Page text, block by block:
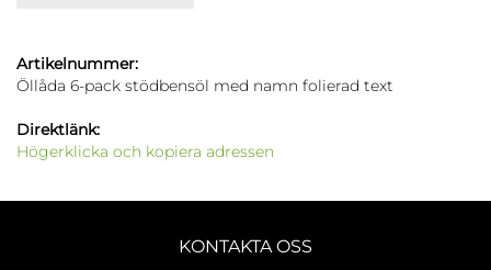
Artikelnummer:
Öllåda 6-pack stödbensöl med namn folierad text
Direktlänk:
Högerklicka och kopiera adressen
KONTAKTA OSS